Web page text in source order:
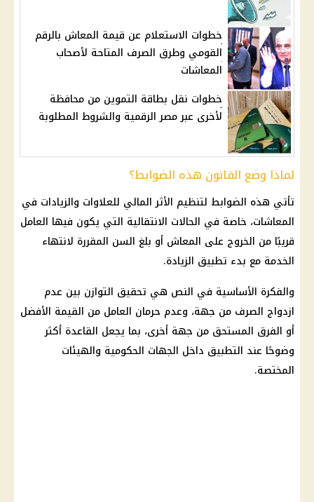
خطوات الاستعلام عن قيمة المعاش بالرقم
القومي وطرق الصرف المتاحة لأصحاب
المعاشات
خطوات نقل بطاقة التموين من محافظة
لأخرى عبر مصر الرقمية والشروط المطلوبة
لماذا وضع القانون هذه الضوابط؟
تأتي هذه الضوابط لتنظيم الأثر المالي للعلاوات والزيادات في
المعاشات، خاصة في الحالات الانتقالية التي يكون فيها العامل
قريبًا من الخروج على المعاش أو بلغ السن المقررة لانتهاء
الخدمة مع بدء تطبيق الزيادة.
والفكرة الأساسية في النص هي تحقيق التوازن بين عدم
ازدواج الصرف من جهة، وعدم حرمان العامل من القيمة الأفضل
أو الفرق المستحق من جهة أخرى، بما يجعل القاعدة أكثر
وضوحًا عند التطبيق داخل الجهات الحكومية والهيئات
المختصة.